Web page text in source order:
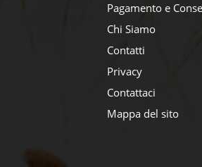
Pagamento e
Chi Siamo
Contatti
Privacy
Contattaci
Mappa del sito